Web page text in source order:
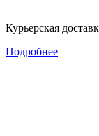
Курьерская
Подробнее